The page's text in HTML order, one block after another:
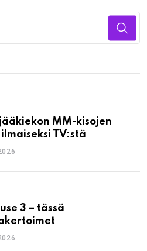
MM-kisojen
TV:stä
3 – tässä